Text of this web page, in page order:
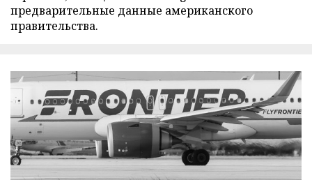
предварительные данные американского
правительства.